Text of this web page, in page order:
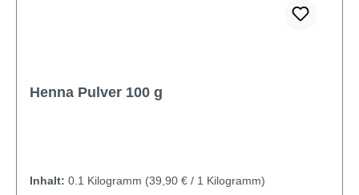
Henna Pulver 100 g
Inhalt: 0.1 Kilogramm (39,90 € / 1 Kilogramm)